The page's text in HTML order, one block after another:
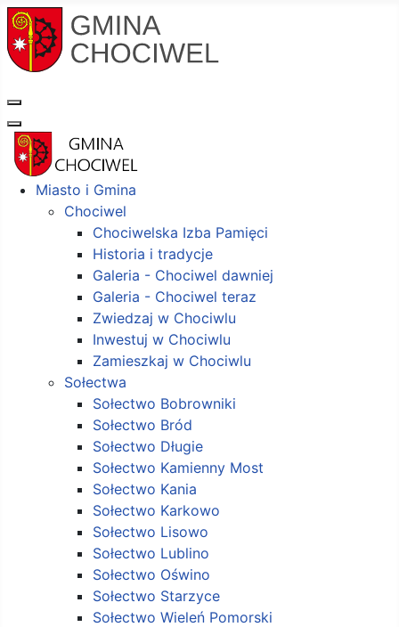
Miasto i Gmina
Chociwel
Chociwelska Izba Pamięci
Historia i tradycje
Galeria - Chociwel dawniej
Galeria - Chociwel teraz
Zwiedzaj w Chociwlu
Inwestuj w Chociwlu
Zamieszkaj w Chociwlu
Sołectwa
Sołectwo Bobrowniki
Sołectwo Bród
Sołectwo Długie
Sołectwo Kamienny Most
Sołectwo Kania
Sołectwo Karkowo
Sołectwo Lisowo
Sołectwo Lublino
Sołectwo Oświno
Sołectwo Starzyce
Sołectwo Wieleń Pomorski